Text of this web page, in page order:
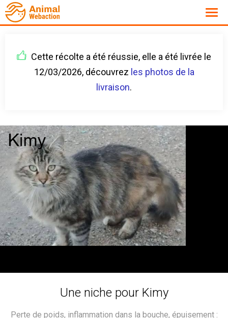
Cette récolte a été réussie, elle a été livrée le
12/03/2026, découvrez les photos de la
livraison.
Une niche pour Kimy
Perte de poids, inflammation dans la bouche, épuisement :